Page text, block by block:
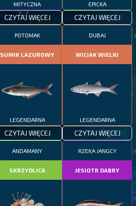
MITYCZNA
CZYTAJ WIĘCEJ
EPICKA
CZYTAJ WIĘCEJ
POTOMAK
SUMIK LAZUROWY
LEGENDARNA
CZYTAJ WIĘCEJ
DUBAJ
WICIAK WIELKI
LEGENDARNA
CZYTAJ WIĘCEJ
ANDAMANY
SKRZYDLICA
RZEKA JANGCY
JESIOTR DABRY